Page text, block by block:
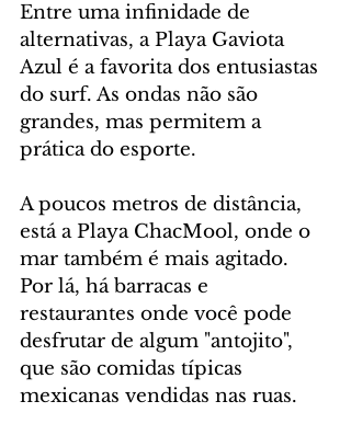
Entre uma infinidade de
alternativas, a Playa Gaviota
Azul é a favorita dos entusiastas
do surf. As ondas não são
grandes, mas permitem a
prática do esporte.
A poucos metros de distância,
está a Playa ChacMool, onde o
mar também é mais agitado.
Por lá, há barracas e
restaurantes onde você pode
desfrutar de algum "antojito",
que são comidas típicas
mexicanas vendidas nas ruas.